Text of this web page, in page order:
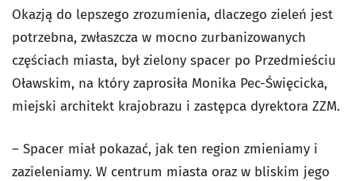
Okazją do lepszego zrozumienia, dlaczego zieleń jest
potrzebna, zwłaszcza w mocno zurbanizowanych
częściach miasta, był zielony spacer po Przedmieściu
Oławskim, na który zaprosiła Monika Pec-Święcicka,
miejski architekt krajobrazu i zastępca dyrektora ZZM.
– Spacer miał pokazać, jak ten region zmieniamy i
zazieleniamy. W centrum miasta oraz w bliskim jego